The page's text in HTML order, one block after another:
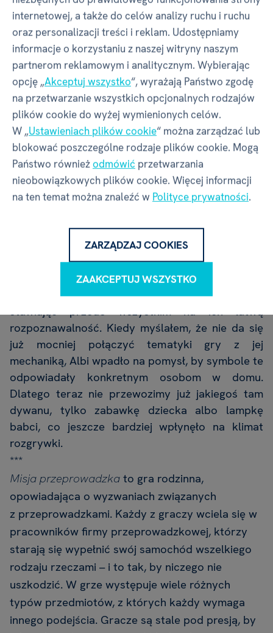
testowanie pokazało, że w trybie dwuosobowym
mogłaby radzić sobie jeszcze lepiej. Michal Šmíd
i Jaromír Sladkovský poprowadzili oficjalny
development gry. Wspólnie opracowaliśmy kilka
możliwych rozwiązań, wykorzystując obecne już
komponenty w nowy sposób albo dodając nowe
elementy. Jak to często bywa, najprostsze
rozwiązanie okazało się najlepsze. W ten sposób
powstała nowa, szersza plansza dla rozgrywki
dwuosobowej, a sama plansza stała się
dwustronna.
Każdy kafelek w grze ma na sobie symbol, który
pozwala zdobywać dodatkowe ruchy albo
dodatkowe punkty. By te symbole stworzyć, w
prototypie wykorzystałem dowolne kształty,
stawiając przede wszystkim na ich łatwą
rozpoznawalność. Kiedy myślałem, że nie da się
już mocniej połączyć tematyki gry z jej
mechaniką, Albi wpadło na pomysł, by symbole te
odpowiadały konkretnym osobom w domu.
Dlatego teraz nie przewozimy już jakiegoś tam
dywanu, tylko zabawkę dziecka albo lampkę
babci, co jeszcze bardziej wpłynęło na klimat
rozgrywki.
***
Misja przeprowadzka to gra rodzinna,
opowiadająca o wyzwaniach związanych
z przeprowadzkami. Każdy z graczy wciela się w
pracowników firmy przeprowadzkowej, którzy
starają się wypełnić swój samochód wszelkiego
rodzaju rzeczami – i to tak, by niczego nie
uszkodzić. W grze występuje wiele różnych
typów przedmiotów, z których każdy wymaga
innego podejścia. Gracze są stale pod presją, by
internetowej, a także do celów analizy ruchu i ruchu
oraz personalizacji treści i reklam. Udostępniamy
informacje o korzystaniu z naszej witryny naszym
partnerom reklamowym i analitycznym. Wybierając
opcję „Akceptuj wszystko“, wyrażają Państwo zgodę
na przetwarzanie wszystkich opcjonalnych rodzajów
plików cookie do wyżej wymienionych celów.
W „Ustawieniach plików cookie“ można zarządzać lub
blokować poszczególne rodzaje plików cookie. Mogą
Państwo równieżodmówić przetwarzania
nieobowiązkowych plików cookie. Więcej informacji
na ten temat można znaleźć w Polityce prywatności.
ZARZĄDZAJ COOKIES
ZAAKCEPTUJ WSZYSTKO